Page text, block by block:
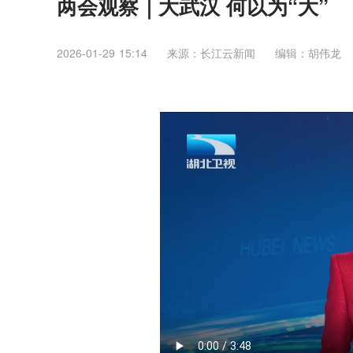
两会观察｜大武汉 何以为“大”
2026-01-29 15:14 来源：​长江云新闻 编辑：胡伟龙